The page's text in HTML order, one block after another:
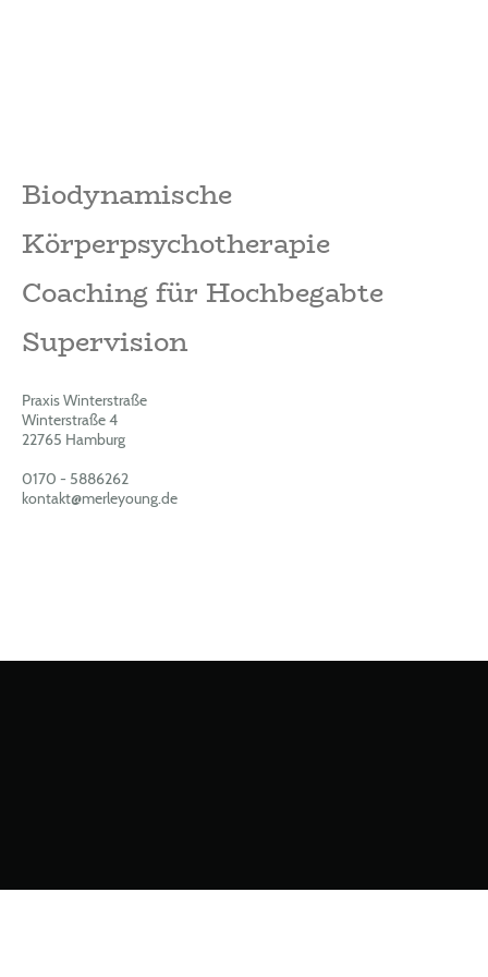
Biodynamische
Körperpsychotherapie
Coaching für Hochbegabte
Supervision
Praxis Winterstraße
Winterstraße 4
22765 Hamburg
0170 - 5886262
kontakt@merleyoung.de